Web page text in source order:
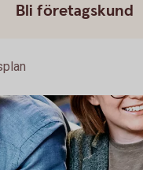
Bli företagskund